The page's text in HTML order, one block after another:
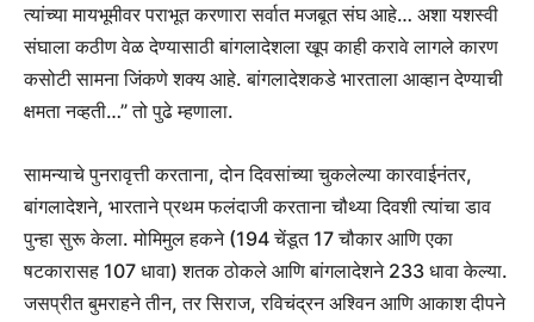
त्यांच्या मायभूमीवर पराभूत करणारा सर्वात मजबूत संघ आहे… अशा यशस्वी
संघाला कठीण वेळ देण्यासाठी बांगलादेशला खूप काही करावे लागले कारण
कसोटी सामना जिंकणे शक्य आहे. बांगलादेशकडे भारताला आव्हान देण्याची
क्षमता नव्हती…” तो पुढे म्हणाला.
सामन्याचे पुनरावृत्ती करताना, दोन दिवसांच्या चुकलेल्या कारवाईनंतर,
बांगलादेशने, भारताने प्रथम फलंदाजी करताना चौथ्या दिवशी त्यांचा डाव
पुन्हा सुरू केला. मोमिमुल हकने (194 चेंडूत 17 चौकार आणि एका
षटकारासह 107 धावा) शतक ठोकले आणि बांगलादेशने 233 धावा केल्या.
जसप्रीत बुमराहने तीन, तर सिराज, रविचंद्रन अश्विन आणि आकाश दीपने